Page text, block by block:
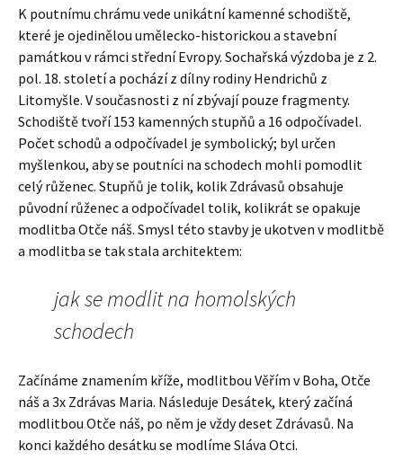
K poutnímu chrámu vede unikátní kamenné schodiště,
které je ojedinělou umělecko-historickou a stavební
památkou v rámci střední Evropy. Sochařská výzdoba je z 2.
pol. 18. století a pochází z dílny rodiny Hendrichů z
Litomyšle. V současnosti z ní zbývají pouze fragmenty.
Schodiště tvoří 153 kamenných stupňů a 16 odpočívadel.
Počet schodů a odpočívadel je symbolický; byl určen
myšlenkou, aby se poutníci na schodech mohli pomodlit
celý růženec. Stupňů je tolik, kolik Zdrávasů obsahuje
původní růženec a odpočívadel tolik, kolikrát se opakuje
modlitba Otče náš. Smysl této stavby je ukotven v modlitbě
a modlitba se tak stala architektem:
jak se modlit na homolských
schodech
Začínáme znamením kříže, modlitbou Věřím v Boha, Otče
náš a 3x Zdrávas Maria. Následuje Desátek, který začíná
modlitbou Otče náš, po něm je vždy deset Zdrávasů. Na
konci každého desátku se modlíme Sláva Otci.